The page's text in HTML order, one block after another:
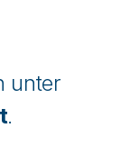
unter
.